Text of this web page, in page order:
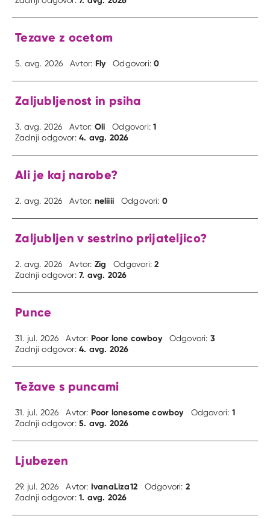
Tezave z ocetom
5. avg. 2026 Avtor: Fly Odgovori:0
Zaljubljenost in psiha
3. avg. 2026 Avtor: Oli Odgovori:1
Zadnji odgovor:4. avg. 2026
Ali je kaj narobe?
2. avg. 2026 Avtor: neliiii Odgovori: 0
Zaljubljen v sestrino prijateljico?
2. avg. 2026 Avtor: Zig Odgovori:2
Zadnji odgovor:7. avg. 2026
Punce
31. jul. 2026 Avtor: Poor lone cowboy Odgovori: 3
Zadnji odgovor:4. avg. 2026
Težave s puncami
31. jul. 2026 Avtor: Poor lonesome cowboy Odgovori: 1
Zadnji odgovor:5. avg. 2026
Ljubezen
29. jul. 2026 Avtor: IvanaLiza12 Odgovori: 2
Zadnji odgovor:1. avg. 2026